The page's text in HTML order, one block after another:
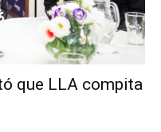
que LLA compita